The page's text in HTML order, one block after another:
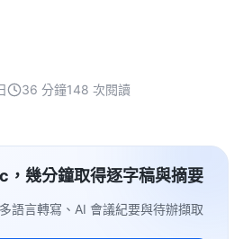
36 分鐘148 次閱讀
幾分鐘取得逐字稿與摘要
語言轉寫、AI 會議紀要與待辦擷取